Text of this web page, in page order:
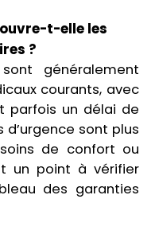
t-elle les
?
généralement
courants, avec
parfois un délai de
d’urgence sont plus
de confort ou
un point à vérifier
des garanties